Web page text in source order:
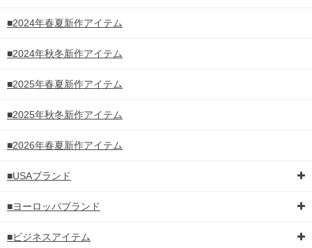
■2024年春夏新作アイテム
■2024年秋冬新作アイテム
■2025年春夏新作アイテム
■2025年秋冬新作アイテム
■2026年春夏新作アイテム
■USAブランド
■ヨーロッパブランド
■ビジネスアイテム